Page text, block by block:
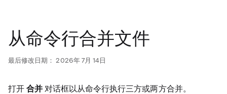
从命令行合并文件
最后修改日期： 2026年 7月 14日
打开合并 对话框以从命令行执行三方或两方合并。